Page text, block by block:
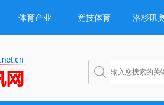
体育产业 竞技体育 洛杉矶